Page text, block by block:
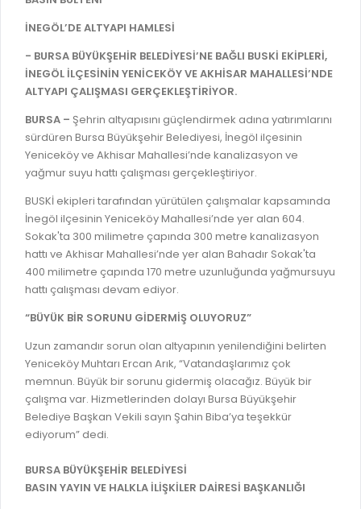
MECLİS
MECLİS ÜYELERİ
KOMİSYON ÜYELERİ
MECLİS KARARLARI
MECLİS GÜNDEMİ VE KARAR ÖZETLERİ
YAYIN / PLAN / RAPOR
STRATEJİK PLANLAR
PERFORMANS PROGRAMI
BÜTÇE
FAALİYET RAPORLARI
GELİR TARİFESİ
İMAR PLANI DEĞİŞİKLİKLERİ
UKOME TOPLANTILARI
BURSA GÜNLÜĞÜ DERGİSİ
YANGIN SİGORTA E-BEYANNAME
BAŞVURU / KAYIT / SORGU
ORKESTRA KAYIT
SEYAHAT KARTI SORGULAMA
BURSA AKADEMİ
ÜCRETSİZ WİFİ NOKTALARI
İTFAİYE RAPORU
ONLİNE KATI ATIK BAŞVURUSU
İTFAİYE OLAY KAYDI BAŞVURUSU
BADEM KAYIT
İHALE İLANLARI
DOĞRUDAN TEMİN İLANLARI
EVRAK TAKİBİ
MEZARLIK BİLGİ SİSTEMİ
GENEL EVRAK KAYIT
LOKMA DAĞITIM İZNİ BAŞVURUSU
BAĞLANTILAR
İNEGÖL’DE ALTYAPI HAMLESİ
- BURSA BÜYÜKŞEHİR BELEDİYESİ’NE BAĞLI BUSKİ EKİPLERİ,
İNEGÖL İLÇESİNİN YENİCEKÖY VE AKHİSAR MAHALLESİ’NDE
ALTYAPI ÇALIŞMASI GERÇEKLEŞTİRİYOR.
BURSA – Şehrin altyapısını güçlendirmek adına yatırımlarını
sürdüren Bursa Büyükşehir Belediyesi, İnegöl ilçesinin
Yeniceköy ve Akhisar Mahallesi’nde kanalizasyon ve
yağmur suyu hattı çalışması gerçekleştiriyor.
BUSKİ ekipleri tarafından yürütülen çalışmalar kapsamında
İnegöl ilçesinin Yeniceköy Mahallesi’nde yer alan 604.
Sokak'ta 300 milimetre çapında 300 metre kanalizasyon
hattı ve Akhisar Mahallesi’nde yer alan Bahadır Sokak'ta
400 milimetre çapında 170 metre uzunluğunda yağmursuyu
hattı çalışması devam ediyor.
“BÜYÜK BİR SORUNU GİDERMİŞ OLUYORUZ”
Uzun zamandır sorun olan altyapının yenilendiğini belirten
Yeniceköy Muhtarı Ercan Arık, “Vatandaşlarımız çok
memnun. Büyük bir sorunu gidermiş olacağız. Büyük bir
çalışma var. Hizmetlerinden dolayı Bursa Büyükşehir
Belediye Başkan Vekili sayın Şahin Biba’ya teşekkür
ediyorum” dedi.
BURSA BÜYÜKŞEHİR BELEDİYESİ
BASIN YAYIN VE HALKLA İLİŞKİLER DAİRESİ BAŞKANLIĞI